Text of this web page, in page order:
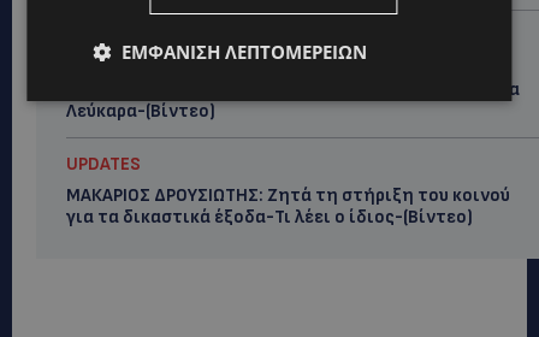
44ο ΦΕΣΤΙΒΑΛ ΛΕΥΚΑΡΩΝ: «Ο άνθρωπος είναι ο
πολιτισμός» – Η ξεχωριστή τιμή που επιφύλαξαν τα
Λεύκαρα-(Βίντεο)
UPDATES
ΜΑΚΑΡΙΟΣ ΔΡΟΥΣΙΩΤΗΣ: Ζητά τη στήριξη του κοινού
για τα δικαστικά έξοδα-Τι λέει ο ίδιος-(Βίντεο)
ΕΜΦΆΝΙΣΗ ΛΕΠΤΟΜΕΡΕΙΏΝ